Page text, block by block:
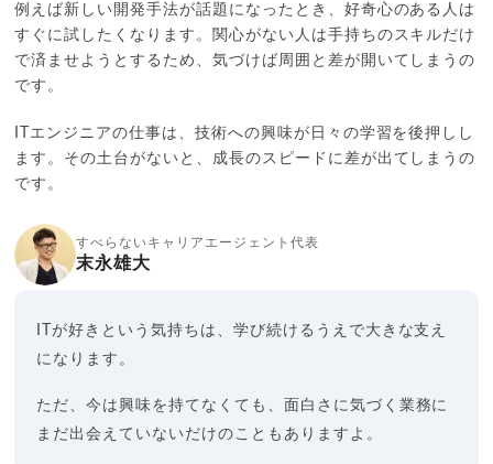
例えば新しい開発手法が話題になったとき、好奇心のある人は
すぐに試したくなります。関心がない人は手持ちのスキルだけ
で済ませようとするため、気づけば周囲と差が開いてしまうの
です。
ITエンジニアの仕事は、技術への興味が日々の学習を後押しし
ます。その土台がないと、成長のスピードに差が出てしまうの
です。
すべらないキャリアエージェント代表
末永雄大
ITが好きという気持ちは、学び続けるうえで大きな支え
になります。
ただ、今は興味を持てなくても、面白さに気づく業務に
まだ出会えていないだけのこともありますよ。